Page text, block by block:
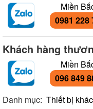
Miền
0981 228
Khách hàng
Miền
096 849
Danh mục: Thiết bị